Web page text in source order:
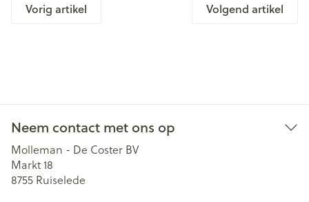
Vorig artikel Volgend artikel
Neem contact met ons op
Molleman - De Coster BV
Markt 18
8755 Ruiselede